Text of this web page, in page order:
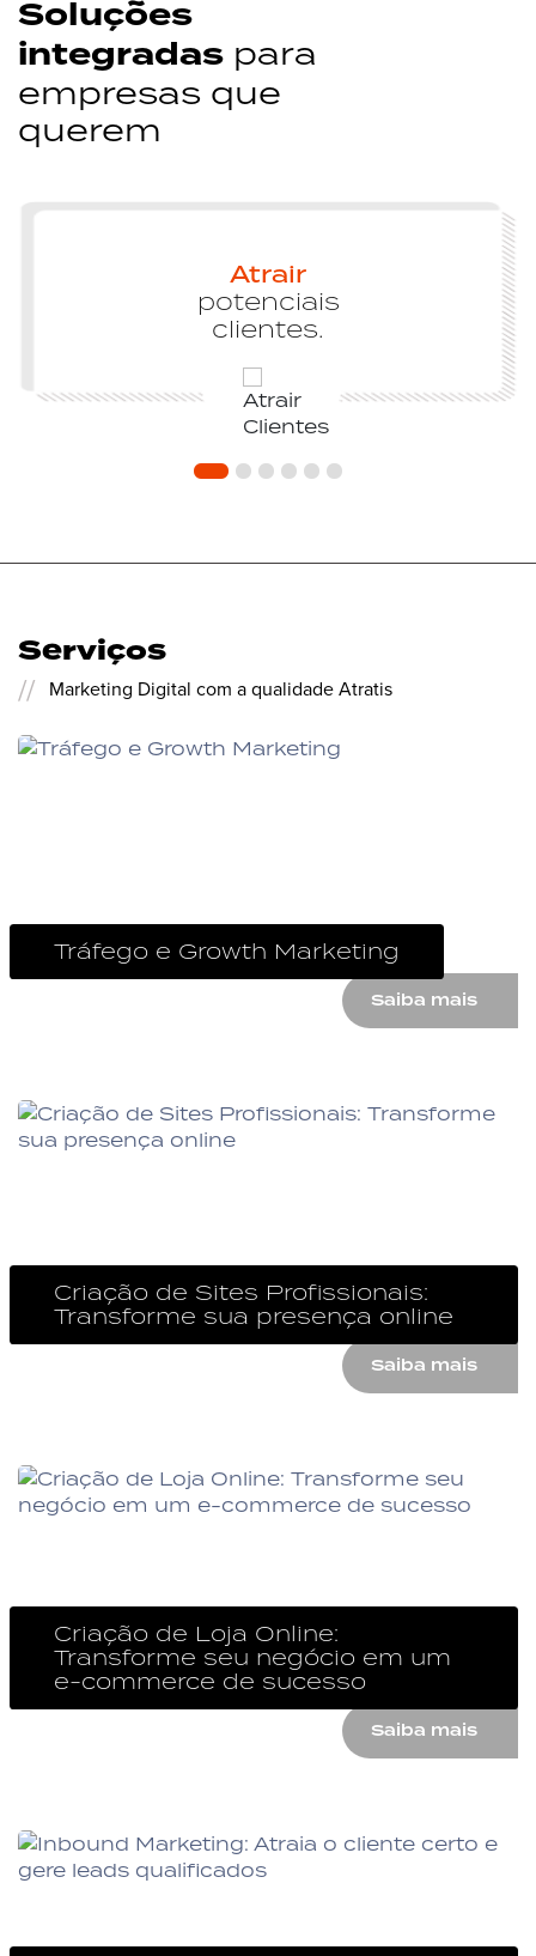
Soluções
integradas para
empresas que
querem
Atrair
potenciais
clientes.
Serviços
// Marketing Digital com a qualidade Atratis
Tráfego e Growth Marketing
Saiba mais
Criação de Sites Profissionais:
Transforme sua presença online
Saiba mais
Criação de Loja Online:
Transforme seu negócio em um
e-commerce de sucesso
Saiba mais